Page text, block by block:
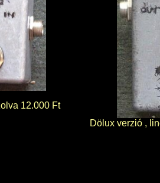
12.000 Ft
Dölux verzió ,